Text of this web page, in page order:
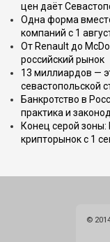
цен даёт
Одна форма
компаний с 1
От Renault до
российский рынок
13 миллиардов —
севастопольской
Банкротство в
практика и
Конец серой
крипторынок с 1
©